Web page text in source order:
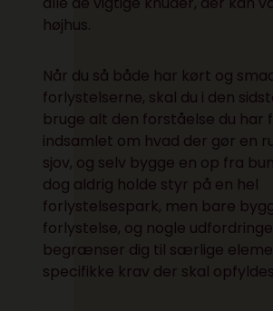
højhus.
Når du så både har kørt og
forlystelserne, skal du i den
bruge alt den forståelse du har
indsamlet om hvad der gør en
sjov, og selv bygge en op fra
dog aldrig holde styr på en hel
forlystelsespark, men bare
forlystelse, og nogle
begrænser dig til særlige
specifikke krav der skal